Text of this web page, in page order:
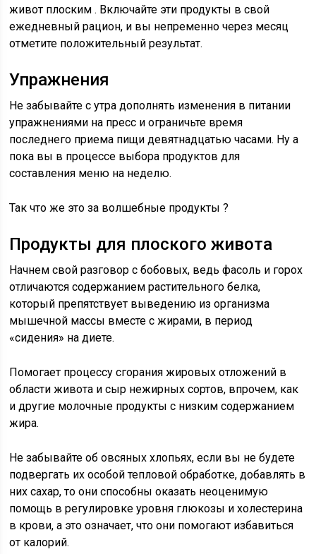
живот плоским . Включайте эти продукты в свой
ежедневный рацион, и вы непременно через месяц
отметите положительный результат.
Упражнения
Не забывайте с утра дополнять изменения в питании
упражнениями на пресс и ограничьте время
последнего приема пищи девятнадцатью часами. Ну а
пока вы в процессе выбора продуктов для
составления меню на неделю.
Так что же это за волшебные продукты ?
Продукты для плоского живота
Начнем свой разговор с бобовых, ведь фасоль и горох
отличаются содержанием растительного белка,
который препятствует выведению из организма
мышечной массы вместе с жирами, в период
«сидения» на диете.
Помогает процессу сгорания жировых отложений в
области живота и сыр нежирных сортов, впрочем, как
и другие молочные продукты с низким содержанием
жира.
Не забывайте об овсяных хлопьях, если вы не будете
подвергать их особой тепловой обработке, добавлять в
них сахар, то они способны оказать неоценимую
помощь в регулировке уровня глюкозы и холестерина
в крови, а это означает, что они помогают избавиться
от калорий.